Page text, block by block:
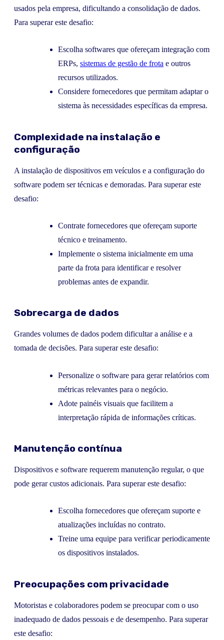
usados pela empresa, dificultando a consolidação de dados.
Para superar este desafio:
Escolha softwares que ofereçam integração com
ERPs, sistemas de gestão de frota e outros
recursos utilizados.
Considere fornecedores que permitam adaptar o
sistema às necessidades específicas da empresa.
Complexidade na instalação e
configuração
A instalação de dispositivos em veículos e a configuração do
software podem ser técnicas e demoradas. Para superar este
desafio:
Contrate fornecedores que ofereçam suporte
técnico e treinamento.
Implemente o sistema inicialmente em uma
parte da frota para identificar e resolver
problemas antes de expandir.
Sobrecarga de dados
Grandes volumes de dados podem dificultar a análise e a
tomada de decisões. Para superar este desafio:
Personalize o software para gerar relatórios com
métricas relevantes para o negócio.
Adote painéis visuais que facilitem a
interpretação rápida de informações críticas.
Manutenção contínua
Dispositivos e software requerem manutenção regular, o que
pode gerar custos adicionais. Para superar este desafio:
Escolha fornecedores que ofereçam suporte e
atualizações incluídas no contrato.
Treine uma equipe para verificar periodicamente
os dispositivos instalados.
Preocupações com privacidade
Motoristas e colaboradores podem se preocupar com o uso
inadequado de dados pessoais e de desempenho. Para superar
este desafio: